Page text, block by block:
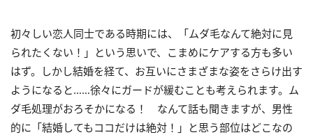
初々しい恋人同士である時期には、「ムダ毛なんて絶対に見
られたくない！」という思いで、こまめにケアする方も多い
はず。しかし結婚を経て、お互いにさまざまな姿をさらけ出す
ようになると……徐々にガードが緩むことも考えられます。ム
ダ毛処理がおろそかになる！ なんて話も聞きますが、男性
的に「結婚してもココだけは絶対！」と思う部位はどこなの